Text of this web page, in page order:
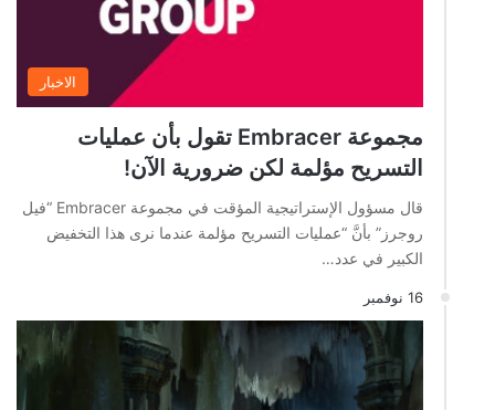
الاخبار
مجموعة Embracer تقول بأن عمليات
التسريح مؤلمة لكن ضرورية الآن!
قال مسؤول الإستراتيجية المؤقت في مجموعة Embracer “فيل
روجرز” بأنَّ “عمليات التسريح مؤلمة عندما نرى هذا التخفيض
الكبير في عدد…
16 نوفمبر